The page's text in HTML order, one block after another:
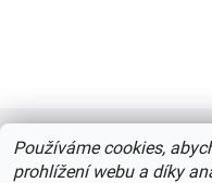
Používáme cookies,
prohlížení webu a díky